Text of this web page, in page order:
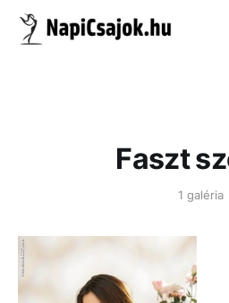
Faszt
1 galéria